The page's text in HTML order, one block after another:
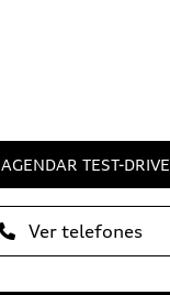
Ver telefones
AGENDAR TEST-DRIVE